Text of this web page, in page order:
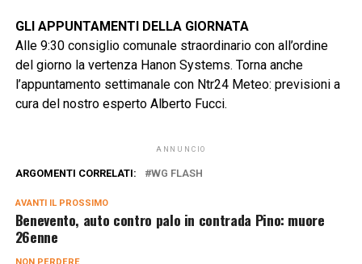
GLI APPUNTAMENTI DELLA GIORNATA
Alle 9:30 consiglio comunale straordinario con all’ordine
del giorno la vertenza Hanon Systems. Torna anche
l’appuntamento settimanale con Ntr24 Meteo: previsioni a
cura del nostro esperto Alberto Fucci.
ANNUNCIO
ARGOMENTI CORRELATI: WG FLASH
AVANTI IL ​​PROSSIMO
Benevento, auto contro palo in contrada Pino: muore
26enne